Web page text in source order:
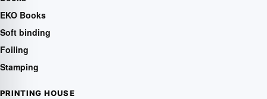
EKO Books
Soft binding
Foiling
Stamping
PRINTING HOUSE